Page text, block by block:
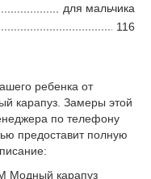
для мальчика
116
ребенка от
карапуз. Замеры этой
по телефону
предоставит полную
Модный карапуз